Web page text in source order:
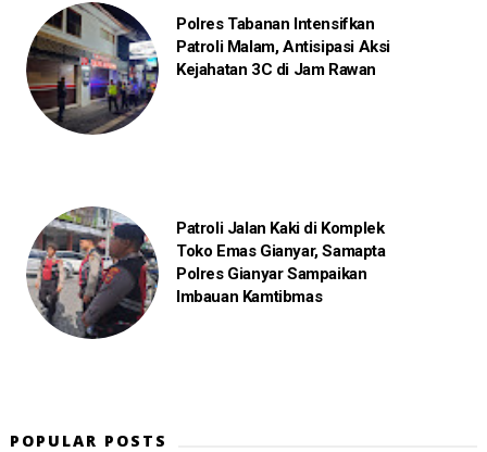
Polres Tabanan Intensifkan
Patroli Malam, Antisipasi Aksi
Kejahatan 3C di Jam Rawan
Patroli Jalan Kaki di Komplek
Toko Emas Gianyar, Samapta
Polres Gianyar Sampaikan
Imbauan Kamtibmas
POPULAR POSTS